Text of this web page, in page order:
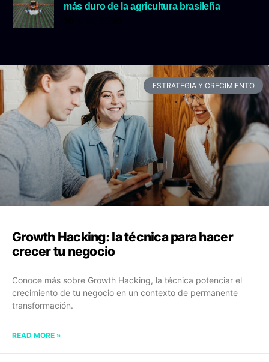
más duro de la agricultura brasileña
ESTRATEGIA Y CRECIMIENTO
Growth Hacking: la técnica para hacer
crecer tu negocio
Conoce más sobre Growth Hacking, la técnica potenciar el
crecimiento de tu negocio en un contexto de permanente
transformación.
READ MORE »